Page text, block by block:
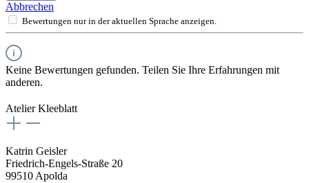
Abbrechen
Bewertungen nur in der aktuellen Sprache anzeigen.
Keine Bewertungen gefunden. Teilen Sie Ihre Erfahrungen mit
anderen.
Atelier Kleeblatt
Katrin Geisler
Friedrich-Engels-Straße 20
99510 Apolda